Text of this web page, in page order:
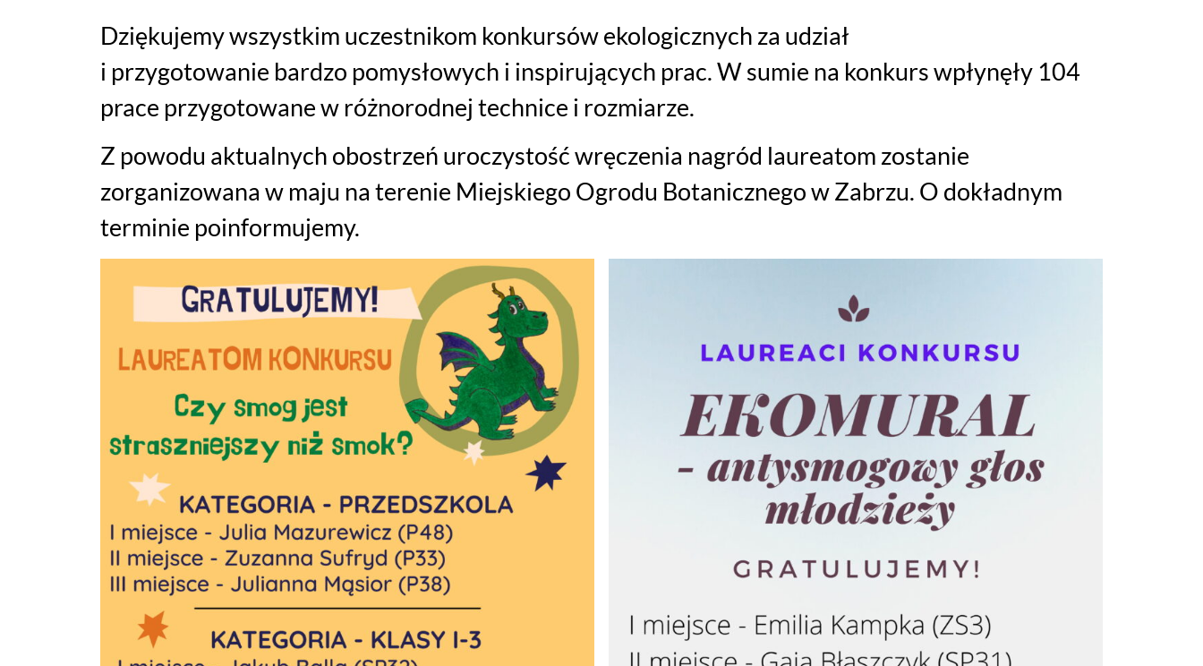
Dziękujemy wszystkim uczestnikom konkursów ekologicznych za udział
i przygotowanie bardzo pomysłowych i inspirujących prac. W sumie na konkurs wpłynęły 104
prace przygotowane w różnorodnej technice i rozmiarze.
Z powodu aktualnych obostrzeń uroczystość wręczenia nagród laureatom zostanie
zorganizowana w maju na terenie Miejskiego Ogrodu Botanicznego w Zabrzu. O dokładnym
terminie poinformujemy.